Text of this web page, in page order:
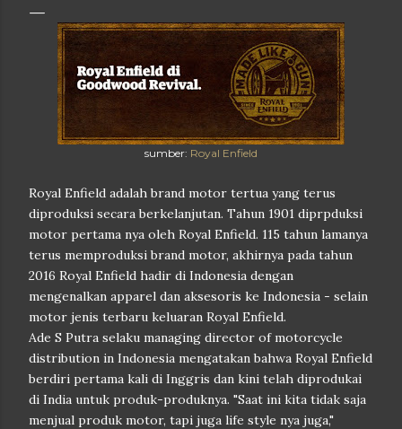
sumber: Royal Enfield
Royal Enfield adalah brand motor tertua yang terus
diproduksi secara berkelanjutan. Tahun 1901 diprpduksi
motor pertama nya oleh Royal Enfield. 115 tahun lamanya
terus memproduksi brand motor, akhirnya pada tahun
2016 Royal Enfield hadir di Indonesia dengan
mengenalkan apparel dan aksesoris ke Indonesia - selain
motor jenis terbaru keluaran Royal Enfield.
Ade S Putra selaku managing director of motorcycle
distribution in Indonesia mengatakan bahwa Royal Enfield
berdiri pertama kali di Inggris dan kini telah diprodukai
di India untuk produk-produknya. "Saat ini kita tidak saja
menjual produk motor, tapi juga life style nya juga,"